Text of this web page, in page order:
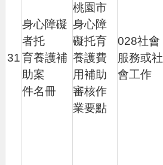
31
身心障礙
者托
育養護補
助案
件名冊
桃園市
身心障
礙托育
養護費
用補助
審核作
業要點
028社會
服務或社
會工作